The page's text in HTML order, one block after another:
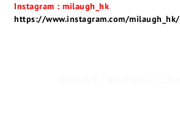
Instagram : milaugh_hk
https://www.instagram.com/milaugh_hk/